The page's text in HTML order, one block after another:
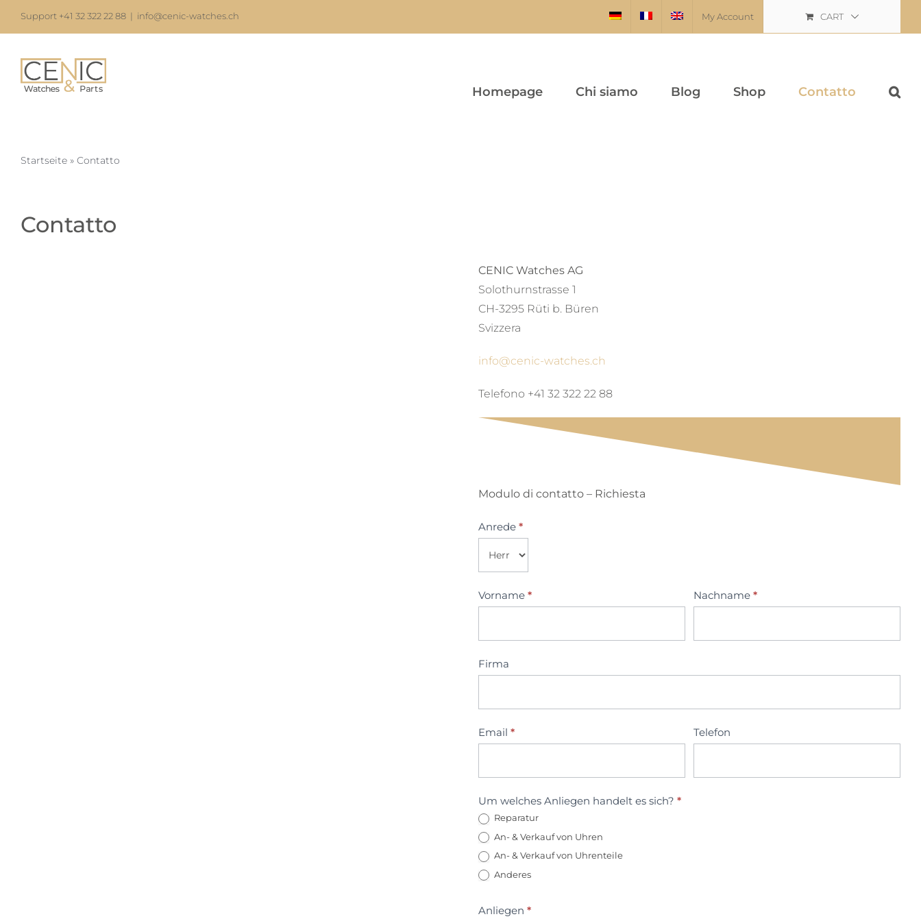
Support +41 32 322 22 88 info@cenic-watches.ch My Account CART
Homepage Chi siamo Blog Shop Contatto
Startseite » Contatto
Contatto
CENIC Watches AG
Solothurnstrasse 1
CH-3295 Rüti b. Büren
Svizzera
info@cenic-watches.ch
Telefono +41 32 322 22 88
Modulo di contatto – Richiesta
Kontakt-
Anrede *
Vorname * Nachname *
Firma
Email * Telefon
Um welches Anliegen handelt es sich? *
Reparatur
An- & Verkauf von Uhren
An- & Verkauf von Uhrenteile
Anderes
Anliegen *